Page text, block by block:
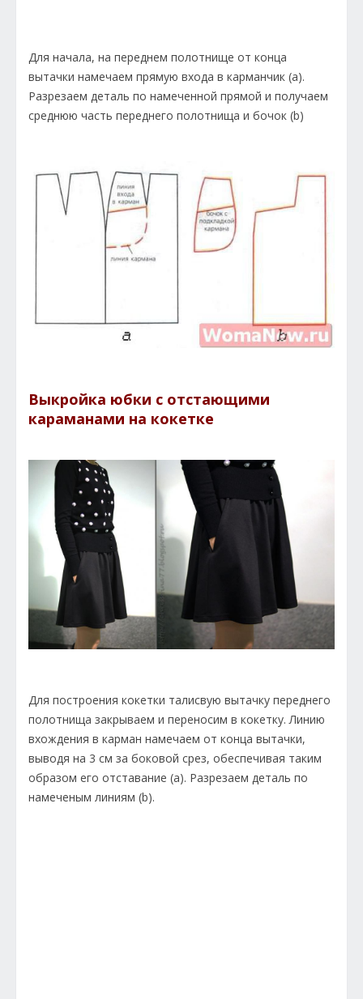
Для начала, на переднем полотнище от конца
вытачки намечаем прямую входа в карманчик (а).
Разрезаем деталь по намеченной прямой и получаем
среднюю часть переднего полотнища и бочок (b)
Выкройка юбки с отстающими
караманами на кокетке
Для построения кокетки талисвую вытачку переднего
полотнища закрываем и переносим в кокетку. Линию
вхождения в карман намечаем от конца вытачки,
выводя на 3 см за боковой срез, обеспечивая таким
образом его отставание (a). Разрезаем деталь по
намеченым линиям (b).